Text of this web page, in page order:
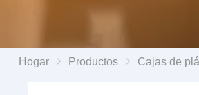
Hogar Productos Cajas de